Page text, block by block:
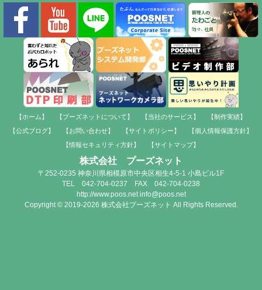
【ホーム】 【プーズネットについて】 【当社のサービス】
【制作実績】
【公式ブログ】
【お問い合わせ】 【サイトポリシー】
【個人情報保護方針】
【情報セキュリティ方針】
【サイトマップ】
株式会社 プーズネット
〒252-0235 神奈川県相模原市中央区相生4-5-1 小島ビル1F
TEL 042-704-0237 FAX 042-704-0238
http://www.poos.net info@poos.net
Copyright © 2019-2026 株式会社プーズネット All Rights Reserved.